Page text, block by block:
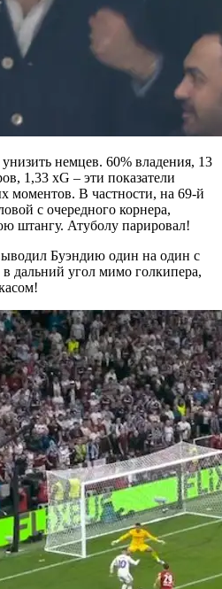
немцев. 60% владения, 13
1,33 xG – эти показатели
моментов. В частности, на 69-й
с очередного корнера,
штангу. Атуболу парировал!
Буэндию один на один с
дальний угол мимо голкипера,